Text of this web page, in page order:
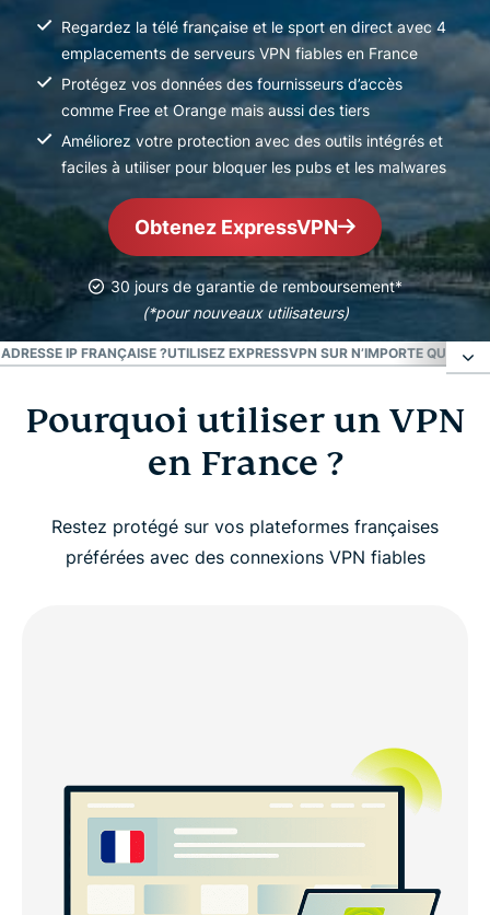
Regardez la télé française et le sport en direct avec 4
emplacements de serveurs VPN fiables en France
Protégez vos données des fournisseurs d’accès
comme Free et Orange mais aussi des tiers
Améliorez votre protection avec des outils intégrés et
faciles à utiliser pour bloquer les pubs et les malwares
Obtenez ExpressVPN
30 jours de garantie de remboursement*
(*pour nouveaux utilisateurs)
IP FRANÇAISE ?UTILISEZ EXPRESSVPN SUR N’IMPORTE QUEL
Pourquoi utiliser un VPN en France ?
Comment obtenir un VPN en France en 3 étapes
Pourquoi ExpressVPN est le meilleur VPN pour la
France
Peut-on utiliser un VPN gratuit pour obtenir une
Pourquoi utiliser un VPN
en France ?
Restez protégé sur vos plateformes françaises
préférées avec des connexions VPN fiables